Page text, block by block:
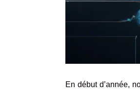
En début d’année,